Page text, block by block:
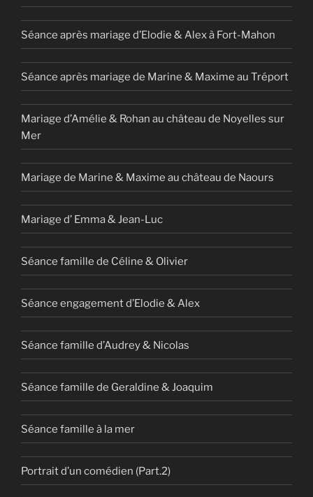
Séance après mariage d’Elodie & Alex à Fort-Mahon
Séance après mariage de Marine & Maxime au Tréport
Mariage d’Amélie & Rohan au château de Noyelles sur
Mer
Mariage de Marine & Maxime au château de Naours
Mariage d’ Emma & Jean-Luc
Séance famille de Céline & Olivier
Séance engagement d’Elodie & Alex
Séance famille d’Audrey & Nicolas
Séance famille de Geraldine & Joaquim
Séance famille à la mer
Portrait d’un comédien (Part.2)